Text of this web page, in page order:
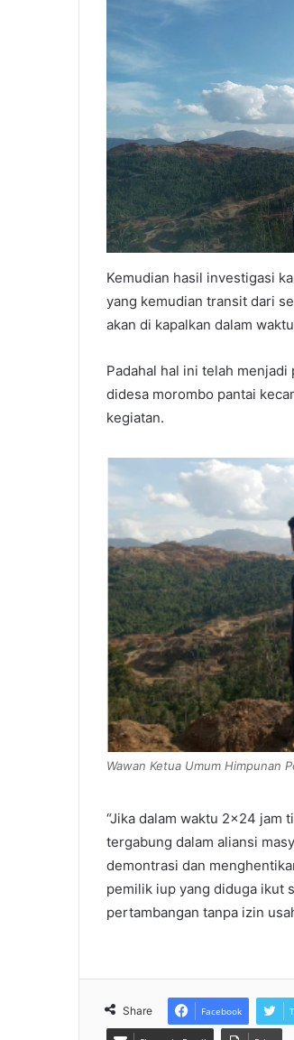
Kemudian hasil investigasi
yang kemudian transit dari
akan di kapalkan dalam
Padahal hal ini telah
didesa morombo pantai
kegiatan.
Wawan Ketua Umum Himpunan
“Jika dalam waktu 2×24 jam
tergabung dalam aliansi
demontrasi dan
pemilik iup yang diduga ikut
pertambangan tanpa izin
Share Facebook